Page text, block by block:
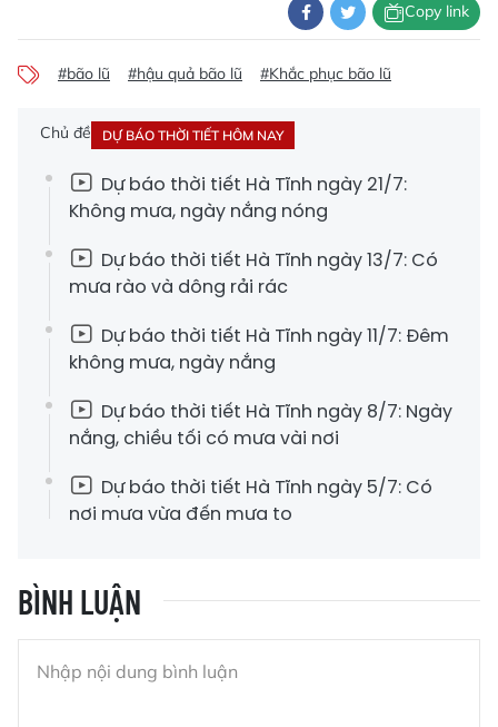
Copy link
#bão lũ #hậu quả bão lũ #Khắc phục bão lũ
Chủ đề DỰ BÁO THỜI TIẾT HÔM NAY
Dự báo thời tiết Hà Tĩnh ngày 21/7:
Không mưa, ngày nắng nóng
Dự báo thời tiết Hà Tĩnh ngày 13/7: Có
mưa rào và dông rải rác
Dự báo thời tiết Hà Tĩnh ngày 11/7: Đêm
không mưa, ngày nắng
Dự báo thời tiết Hà Tĩnh ngày 8/7: Ngày
nắng, chiều tối có mưa vài nơi
Dự báo thời tiết Hà Tĩnh ngày 5/7: Có
nơi mưa vừa đến mưa to
BÌNH LUẬN